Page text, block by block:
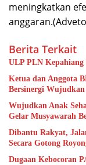
meningkatkan
Berita Terkait
ULP PLN Kepahiang
Ketua dan Anggota
Bersinergi
Wujudkan Anak
Gelar Musyawarah
Dibantu Rakyat,
Secara Gotong
Dugaan Kebocoran